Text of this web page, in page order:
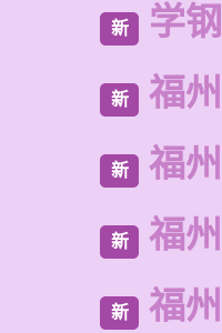
新 学
新 福
新 福
新 福
新 福